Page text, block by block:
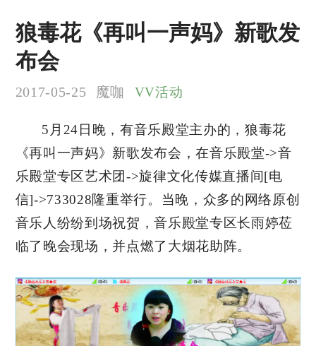
狼毒花《再叫一声妈》新歌发
布会
2017-05-25 魔咖 VV活动
5月24日晚，有音乐殿堂主办的，狼毒花
《再叫一声妈》新歌发布会，在音乐殿堂->音
乐殿堂专区艺术团->旋律文化传媒直播间[电
信]->733028隆重举行。当晚，众多的网络原创
音乐人纷纷到场祝贺，音乐殿堂专区长雨婷莅
临了晚会现场，并点燃了大烟花助阵。